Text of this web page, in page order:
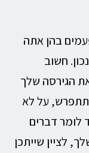
בהן אתה
חשוב
הגירסה שלך
תתפרש, על לא
לומר דברים
לציין שייתכן